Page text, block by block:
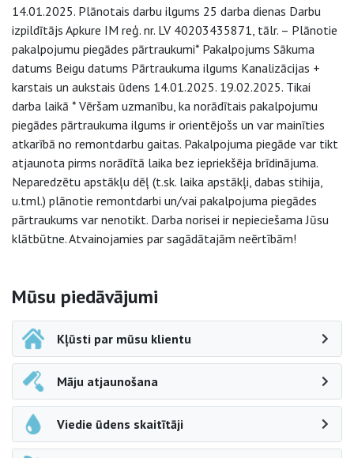
14.01.2025. Plānotais darbu ilgums 25 darba dienas Darbu
izpildītājs Apkure IM reģ. nr. LV 40203435871, tālr. – Plānotie
pakalpojumu piegādes pārtraukumi* Pakalpojums Sākuma
datums Beigu datums Pārtraukuma ilgums Kanalizācijas +
karstais un aukstais ūdens 14.01.2025. 19.02.2025. Tikai
darba laikā * Vēršam uzmanību, ka norādītais pakalpojumu
piegādes pārtraukuma ilgums ir orientējošs un var mainīties
atkarībā no remontdarbu gaitas. Pakalpojuma piegāde var tikt
atjaunota pirms norādītā laika bez iepriekšēja brīdinājuma.
Neparedzētu apstākļu dēļ (t.sk. laika apstākļi, dabas stihija,
u.tml.) plānotie remontdarbi un/vai pakalpojuma piegādes
pārtraukums var nenotikt. Darba norisei ir nepieciešama Jūsu
klātbūtne. Atvainojamies par sagādātajām neērtībām!
Sāna navigācija
Mūsu piedāvājumi
Kļūsti par mūsu klientu
Māju atjaunošana
Viedie ūdens skaitītāji